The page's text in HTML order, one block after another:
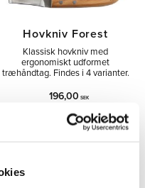
Hovkniv Forest
Klassisk hovkniv med
ergonomiskt udformet
træhåndtag. Findes i 4 varianter.
196,00 SEK